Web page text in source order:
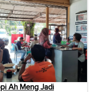
Ah Meng Jadi